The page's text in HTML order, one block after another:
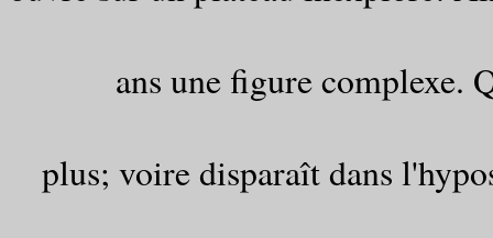
ans une figure complexe.
plus; voire disparaît dans